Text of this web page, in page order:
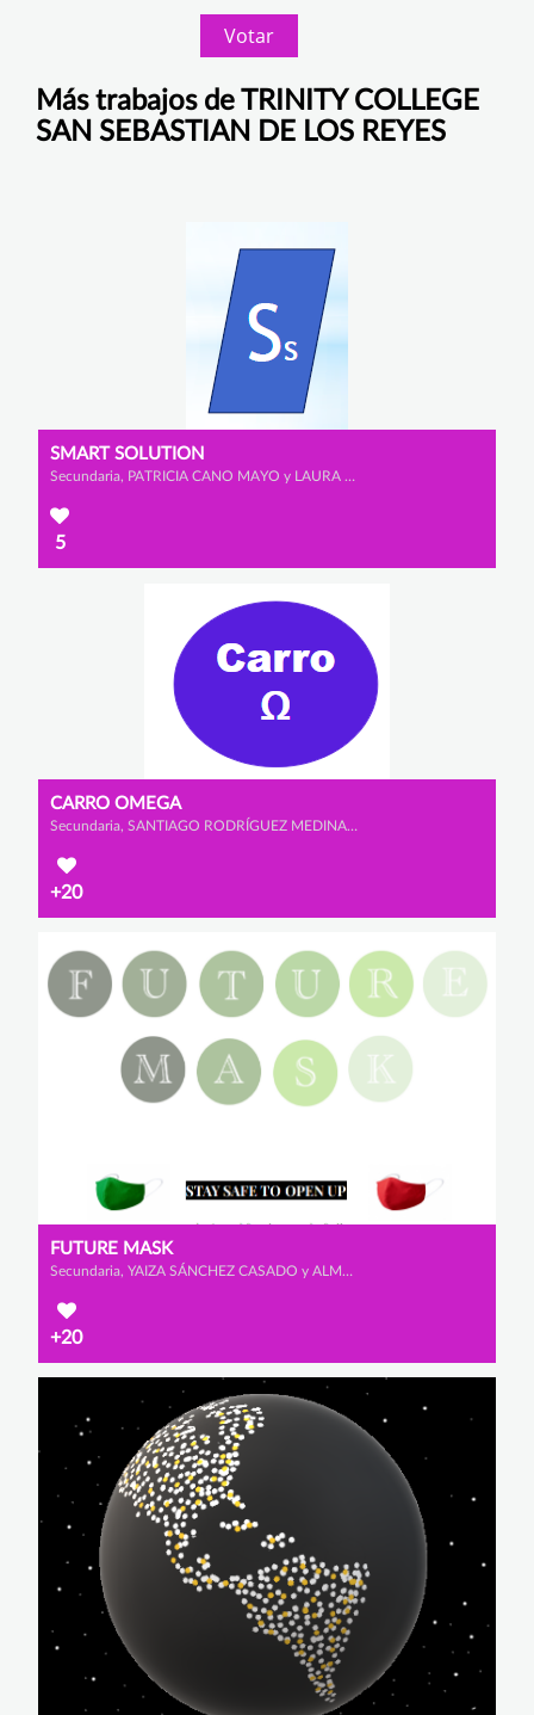
Votar
Más trabajos de TRINITY COLLEGE
SAN SEBASTIAN DE LOS REYES
SMART SOLUTION
Secundaria, PATRICIA CANO MAYO y LAURA MORENO JUNQUERA
5
CARRO OMEGA
Secundaria, SANTIAGO RODRÍGUEZ MEDINA, VICTOR VALENCIA MANZANO y ALEJANDRO GARCÍA BERMEJO
+20
FUTURE MASK
Secundaria, YAIZA SÁNCHEZ CASADO y ALMA CASTAÑO SALGUERO
+20